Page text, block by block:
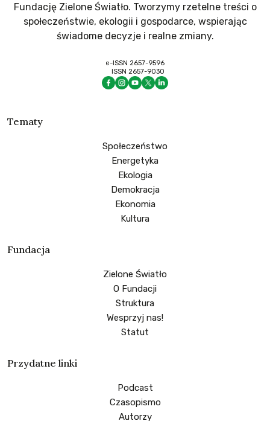
Fundację Zielone Światło. Tworzymy rzetelne treści o
społeczeństwie, ekologii i gospodarce, wspierając
świadome decyzje i realne zmiany.
e-ISSN 2657-9596
ISSN 2657-9030
Tematy
Społeczeństwo
Energetyka
Ekologia
Demokracja
Ekonomia
Kultura
Fundacja
Zielone Światło
O Fundacji
Struktura
Wesprzyj nas!
Statut
Przydatne linki
Podcast
Czasopismo
Autorzy